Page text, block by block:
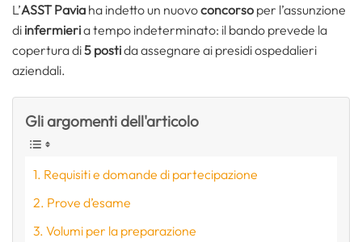
L’ASST Pavia ha indetto un nuovoconcorso per l’assunzione
di infermieria tempo indeterminato: il bando prevede la
copertura di5 postida assegnare ai presidi ospedalieri
aziendali.
Gli argomenti dell'articolo
Requisiti e domande di partecipazione
Prove d’esame
Volumi per la preparazione